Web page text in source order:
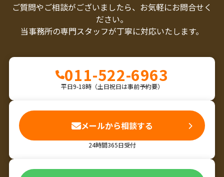
ご質問やご相談がございましたら、お気軽にお問合せく
ださい。
当事務所の専門スタッフが丁寧に対応いたします。
011-522-6963
平日9-18時（土日祝日は事前予約要）
メールから相談する
24時間365日受付